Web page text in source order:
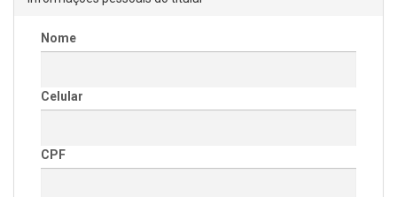
Nome
Celular
CPF